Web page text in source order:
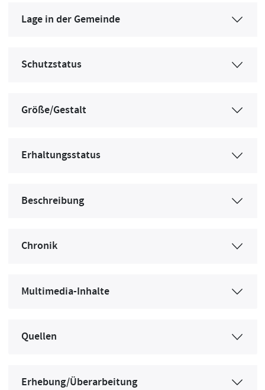
Lage in der Gemeinde
Schutzstatus
Größe/Gestalt
Erhaltungsstatus
Beschreibung
Chronik
Multimedia-Inhalte
Quellen
Erhebung/Überarbeitung